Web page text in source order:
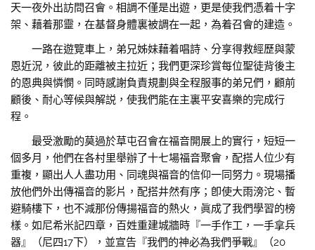
天一夜外出訪問召會。相調不僅是出遊，更是使我們憑着十字
架、藉着那靈，在基督身體裏被調在一起，為着召會的建造。
一路在遊覽車上，弟兄姊妹藉着唱詩、分享得救經歷與蒙
恩近況，彼此的距離被主拉近；我們更深珍賞每位聖徒背後主
的恩典與憐憫。同時感謝負責規劃與全程服事的弟兄們，顧前
顧後、耐心等候與解説，使我們能在主裏平安喜樂的完成行
程。
最受激勵的莫過於草屯召會在福音開展上的實行，短短一
個多月，他們在各村里舉辦了十七場福音聚會，配搭人位少有
重複，顯出人人盡功用、同魂與福音的信仰一同努力。現場播
放他們外出傳福音的影片，配搭井然有序；卽使大雨滂沱、暫
避騎樓下，也不減那份傳揚福音的熱火，眞成了我們學習的榜
樣。如尼希米記四章，百姓重建城牆時『一手作工，一手拿兵
器』（尼四17下），並宣告『我們的神必為我們爭戰』（20